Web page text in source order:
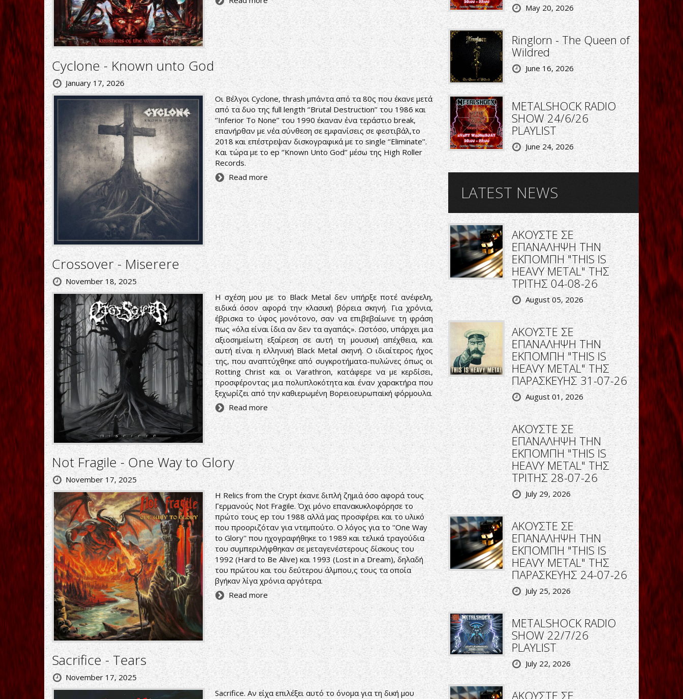
Cyclone - Known unto God
January 17, 2026
Οι Βέλγοι Cyclone, thrash μπάντα από τα 80ς που έκανε μετά
από τα δυο της full length ‘’Brutal Destruction’’ του 1986 και
‘’Inferior To None’’ του 1990 έκαναν ένα τεράστιο break,
επανήρθαν με νέα σύνθεση σε εμφανίσεις σε φεστιβάλ,το
2018 και επέστρεψαν δισκογραφικά με το single ‘’Eliminate’’.
Και τώρα με το ep ‘’Known Unto God’’ μέσω της High Roller
Records.
Read more
Crossover - Miserere
November 18, 2025
Η σχέση μου με το Black Metal δεν υπήρξε ποτέ ανέφελη,
ειδικά όσον αφορά την κλασική βόρεια σκηνή. Για χρόνια,
έβρισκα το ύφος μονότονο, σαν να επιβεβαίωνε τη φράση
πως «όλα είναι ίδια αν δεν τα αγαπάς». Ωστόσο, υπάρχει μια
αξιοσημείωτη εξαίρεση σε αυτή τη μουσική απέχθεια, και
αυτή είναι η ελληνική Black Metal σκηνή. Ο ιδιαίτερος ήχος
της, που αναπτύχθηκε από συγκροτήματα-πυλώνες όπως οι
Rotting Christ και οι Varathron, κατάφερε να με κερδίσει,
προσφέροντας μια πολυπλοκότητα και έναν χαρακτήρα που
ξεχωρίζει από την καθιερωμένη Βορειοευρωπαϊκή φόρμουλα.
Read more
Not Fragile - One Way to Glory
November 17, 2025
Η Relics from the Crypt έκανε διπλή ζημιά όσο αφορά τους
Γερμανούς Not Fragile. Όχι μόνο επανακυκλοφόρησε το
πρώτο τους ep του 1988 αλλά μας προσφέρει και το υλικό
που προοριζόταν για ντεμπούτο. Ο λόγος για το ''One Way
to Glory'' που ηχογραφήθηκε το 1989 και τελικά τραγούδια
του συμπεριλήφθηκαν σε μεταγενέστερους δίσκους του
1992 (Hard to Be Alive) και 1993 (Lost in a Dream), δηλαδή
του πρώτου και του δεύτερου άλμπου,ς τους τα οποία
βγήκαν λίγα χρόνια αργότερα.
Read more
Sacrifice - Tears
November 17, 2025
Sacrifice. Αν είχα επιλέξει αυτό το όνομα για τη δική μου
May 20, 2026
Ringlorn - The Queen of
Wildred
June 16, 2026
METALSHOCK RADIO
SHOW 24/6/26
PLAYLIST
June 24, 2026
LATEST NEWS
ΑΚΟΥΣΤΕ ΣΕ
ΕΠΑΝΑΛΗΨΗ ΤΗΝ
ΕΚΠΟΜΠΗ "THIS IS
HEAVY METAL" ΤΗΣ
ΤΡΙΤΗΣ 04-08-26
August 05, 2026
ΑΚΟΥΣΤΕ ΣΕ
ΕΠΑΝΑΛΗΨΗ ΤΗΝ
ΕΚΠΟΜΠΗ "THIS IS
HEAVY METAL" ΤΗΣ
ΠΑΡΑΣΚΕΥΗΣ 31-07-26
August 01, 2026
ΑΚΟΥΣΤΕ ΣΕ
ΕΠΑΝΑΛΗΨΗ ΤΗΝ
ΕΚΠΟΜΠΗ "THIS IS
HEAVY METAL" ΤΗΣ
ΤΡΙΤΗΣ 28-07-26
July 29, 2026
ΑΚΟΥΣΤΕ ΣΕ
ΕΠΑΝΑΛΗΨΗ ΤΗΝ
ΕΚΠΟΜΠΗ "THIS IS
HEAVY METAL" ΤΗΣ
ΠΑΡΑΣΚΕΥΗΣ 24-07-26
July 25, 2026
METALSHOCK RADIO
SHOW 22/7/26
PLAYLIST
July 22, 2026
ΑΚΟΥΣΤΕ ΣΕ